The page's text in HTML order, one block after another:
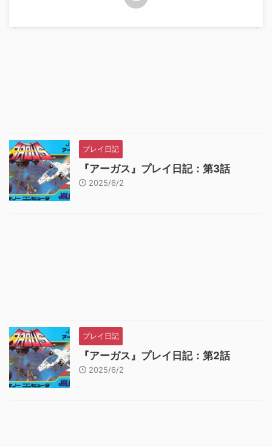
プレイ日記
『アーガス』プレイ日記：第3話
2025/6/2
プレイ日記
『アーガス』プレイ日記：第2話
2025/6/2